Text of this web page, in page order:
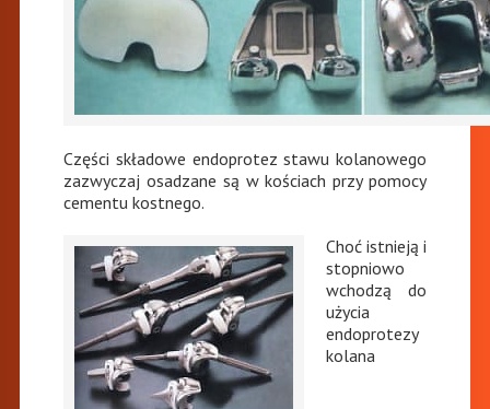
Części składowe endoprotez stawu kolanowego
zazwyczaj osadzane są w kościach przy pomocy
cementu kostnego.
Choć istnieją i
stopniowo
wchodzą do
użycia
endoprotezy
kolana